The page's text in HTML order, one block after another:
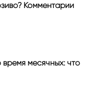
Комментарии
месячных: что